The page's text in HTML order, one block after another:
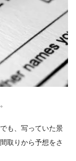
も、写っていた景
取りから予想をさ